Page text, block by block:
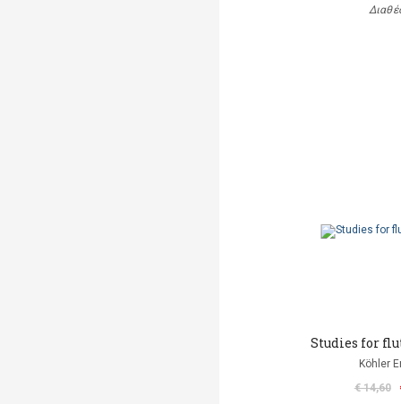
Studies for
Köhler
€ 14,60